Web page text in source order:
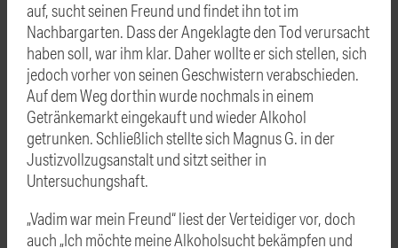
auf, sucht seinen Freund und findet ihn tot im
Nachbargarten. Dass der Angeklagte den Tod verursacht
haben soll, war ihm klar. Daher wollte er sich stellen, sich
jedoch vorher von seinen Geschwistern verabschieden.
Auf dem Weg dorthin wurde nochmals in einem
Getränkemarkt eingekauft und wieder Alkohol
getrunken. Schließlich stellte sich Magnus G. in der
Justizvollzugsanstalt und sitzt seither in
Untersuchungshaft.
„Vadim war mein Freund“ liest der Verteidiger vor, doch
auch „Ich möchte meine Alkoholsucht bekämpfen und